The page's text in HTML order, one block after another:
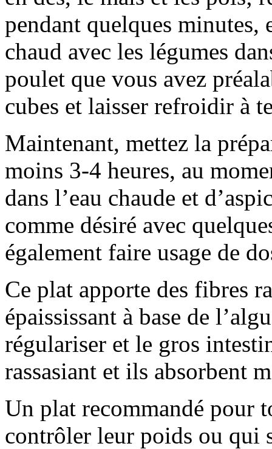
pendant quelques minutes,
chaud avec les légumes
poulet que vous avez
cubes et laisser refroidir à
Maintenant, mettez la
moins 3-4 heures, au
dans l’eau chaude et
comme désiré avec
également faire usage de
Ce plat apporte des fibres
épaississant à base de
régulariser et le gros
rassasiant et ils absorbent
Un plat recommandé pour
contrôler leur poids ou qui